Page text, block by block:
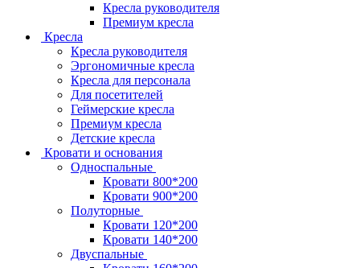
Кресла руководителя
Премиум кресла
Кресла
Кресла руководителя
Эргономичные кресла
Кресла для персонала
Для посетителей
Геймерские кресла
Премиум кресла
Детские кресла
Кровати и основания
Односпальные
Кровати 800*200
Кровати 900*200
Полуторные
Кровати 120*200
Кровати 140*200
Двуспальные